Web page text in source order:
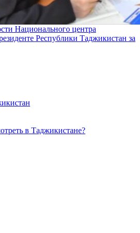
Национального центра
Республики Таджикистан за
в Таджикистане?